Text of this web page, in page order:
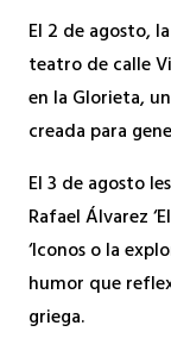
El 2 de agosto,
teatro de calle
en la Glorieta,
creada para
El 3 de agosto
Rafael Álvarez
‘Iconos o la
humor que
griega.